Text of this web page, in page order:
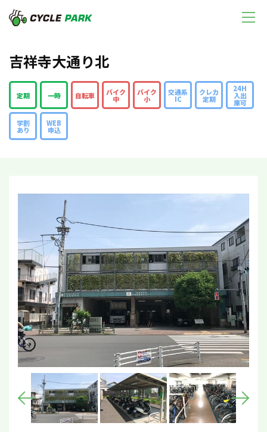
吉祥寺大通り北
定期 一時 自転車 バイク
中
バイク
小
交通系
IC
クレカ
定期
24H
入出
庫可
学割
あり
WEB
申込